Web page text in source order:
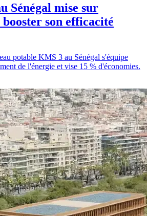
Sénégal mise sur
son efficacité
potable KMS 3 au Sénégal s'équipe
de l'énergie et vise 15 % d'économies.